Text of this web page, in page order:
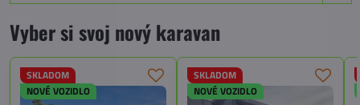
Vyber si svoj nový karavan
SKLADOM
NOVÉ VOZIDLO
SKLADOM
NOVÉ VOZIDLO